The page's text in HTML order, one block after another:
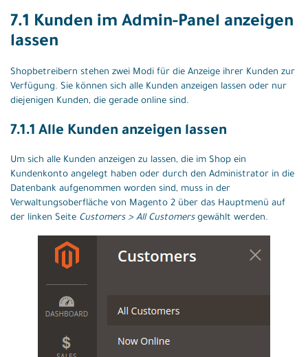
7.1 Kunden im Admin-Panel anzeigen
lassen
Shopbetreibern stehen zwei Modi für die Anzeige ihrer Kunden zur
Verfügung. Sie können sich alle Kunden anzeigen lassen oder nur
diejenigen Kunden, die gerade online sind.
7.1.1 Alle Kunden anzeigen lassen
Um sich alle Kunden anzeigen zu lassen, die im Shop ein
Kundenkonto angelegt haben oder durch den Administrator in die
Datenbank aufgenommen worden sind, muss in der
Verwaltungsoberfläche von Magento 2 über das Hauptmenü auf
der linken Seite Customers > All Customersgewählt werden.